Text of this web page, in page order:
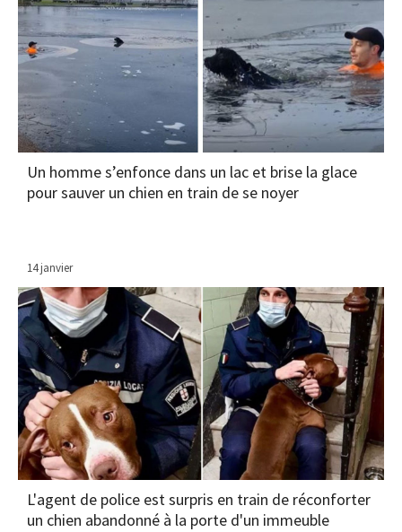
Un homme s’enfonce dans un lac et brise la glace
pour sauver un chien en train de se noyer
14 janvier
L'agent de police est surpris en train de réconforter
un chien abandonné à la porte d'un immeuble